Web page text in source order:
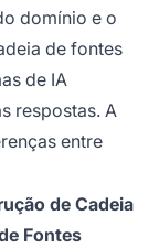
domínio e o
de fontes
de IA
respostas. A
entre
de Cadeia
Fontes